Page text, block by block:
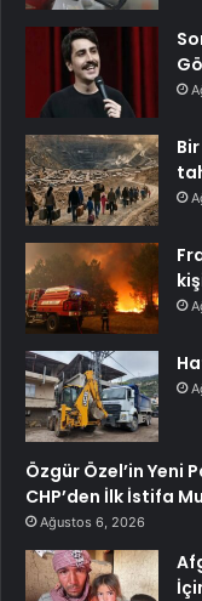
Özgür Özel’in Yeni
CHP’den İlk İstifa
Ağustos 6, 2026